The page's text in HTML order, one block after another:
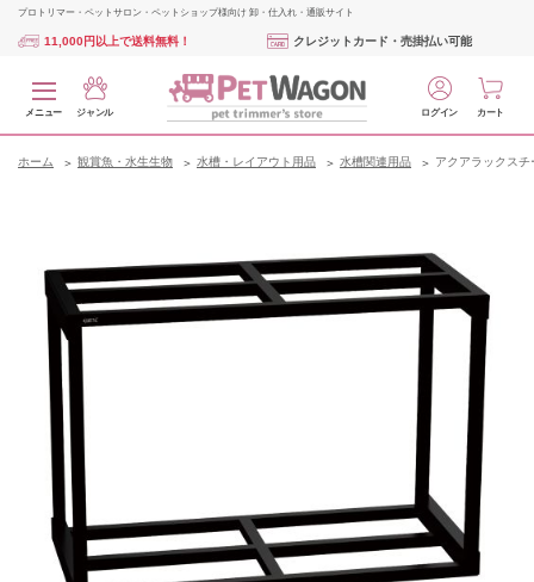
プロトリマー・ペットサロン・ペットショップ様向け 卸・仕入れ・通販サイト
11,000円以上で送料無料！ クレジットカード・売掛払い可能
メニュー ジャンル ログイン カート
ホーム 観賞魚・水生生物 水槽・レイアウト用品 水槽関連用品 アクアラックス